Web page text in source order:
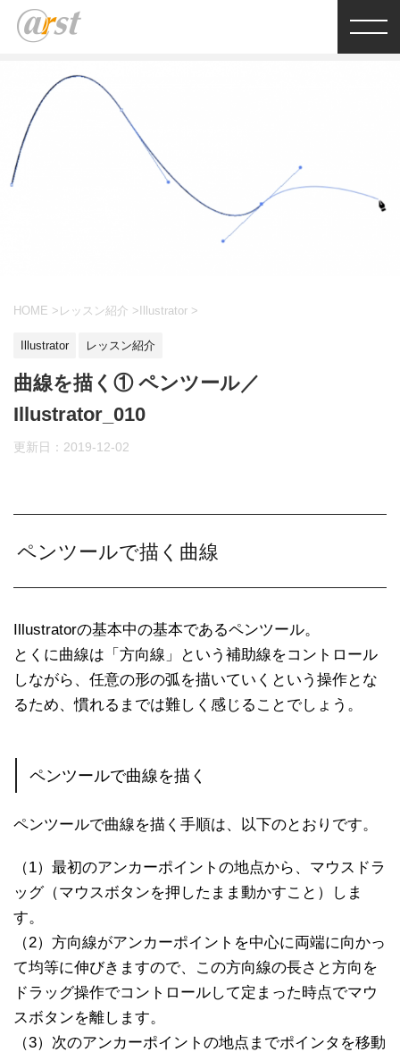
HOME > レッスン紹介 > Illustrator >
Illustrator レッスン紹介
曲線を描く① ペンツール／
Illustrator_010
更新日： 2019-12-02
ペンツールで描く曲線
Illustratorの基本中の基本であるペンツール。
とくに曲線は「方向線」という補助線をコントロール
しながら、任意の形の弧を描いていくという操作とな
るため、慣れるまでは難しく感じることでしょう。
ペンツールで曲線を描く
ペンツールで曲線を描く手順は、以下のとおりです。
（1）最初のアンカーポイントの地点から、マウスドラ
ッグ（マウスボタンを押したまま動かすこと）しま
す。
（2）方向線がアンカーポイントを中心に両端に向かっ
て均等に伸びきますので、この方向線の長さと方向を
ドラッグ操作でコントロールして定まった時点でマウ
スボタンを離します。
（3）次のアンカーポイントの地点までポインタを移動